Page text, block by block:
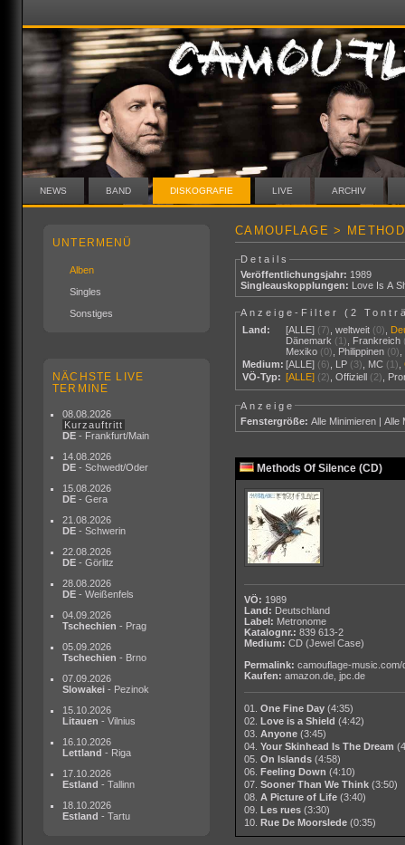
NEWS BAND DISKOGRAFIE LIVE ARCHIV
UNTERMENÜ
Alben
Singles
Sonstiges
NÄCHSTE LIVE
TERMINE
08.08.2026
Kurzauftritt
DE - Frankfurt/Main
14.08.2026
DE - Schwedt/Oder
15.08.2026
DE - Gera
21.08.2026
DE - Schwerin
22.08.2026
DE - Görlitz
28.08.2026
DE - Weißenfels
04.09.2026
Tschechien - Prag
05.09.2026
Tschechien - Brno
07.09.2026
Slowakei - Pezinok
15.10.2026
Litauen - Vilnius
16.10.2026
Lettland - Riga
17.10.2026
Estland - Tallinn
18.10.2026
Estland - Tartu
CAMOUFLAGE >
Details
Veröffentlichungsjahr: 1989
Singleauskopplungen: Love Is A
Anzeige-Filter (2
Land:
[ALLE] (7) ,weltweit (0)
Dänemark (1) Frankreich
Mexiko (0) Philippinen (0)
Medium: [ALLE] (6) LP (3) MC (1) ,
VÖ-Typ: [ALLE] (2) ,Offiziell (2)
Anzeige
Fenstergröße: Alle Minimieren |Alle
Methods Of Silence (CD)
VÖ: 1989
Land: Deutschland
Label: Metronome
Katalognr.: 839 613-2
Medium: CD(Jewel Case)
Permalink: camouflage-music.com/
Kaufen: amazon.de, jpc.de
01. One Fine Day (4:35)
02.
Love is a Shield (4:42)
03. Anyone (3:45)
04. Your Skinhead Is The Dream
05. On Islands (4:58)
06.
Feeling Down (4:10)
07. Sooner Than We Think (3:50)
08. A Picture of Life (3:40)
09.
Les rues (3:30)
10.
Rue De Moorslede (0:35)